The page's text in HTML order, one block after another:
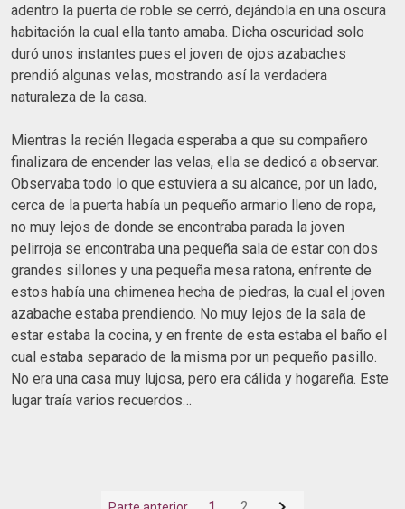
adentro la puerta de roble se cerró, dejándola en una oscura
habitación la cual ella tanto amaba. Dicha oscuridad solo
duró unos instantes pues el joven de ojos azabaches
prendió algunas velas, mostrando así la verdadera
naturaleza de la casa.
Mientras la recién llegada esperaba a que su compañero
finalizara de encender las velas, ella se dedicó a observar.
Observaba todo lo que estuviera a su alcance, por un lado,
cerca de la puerta había un pequeño armario lleno de ropa,
no muy lejos de donde se encontraba parada la joven
pelirroja se encontraba una pequeña sala de estar con dos
grandes sillones y una pequeña mesa ratona, enfrente de
estos había una chimenea hecha de piedras, la cual el joven
azabache estaba prendiendo. No muy lejos de la sala de
estar estaba la cocina, y en frente de esta estaba el baño el
cual estaba separado de la misma por un pequeño pasillo.
No era una casa muy lujosa, pero era cálida y hogareña. Este
lugar traía varios recuerdos…